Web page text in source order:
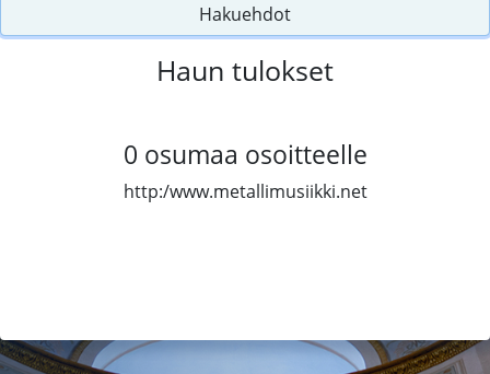
Hakuehdot
Haun tulokset
0 osumaa osoitteelle
http:/www.metallimusiikki.net